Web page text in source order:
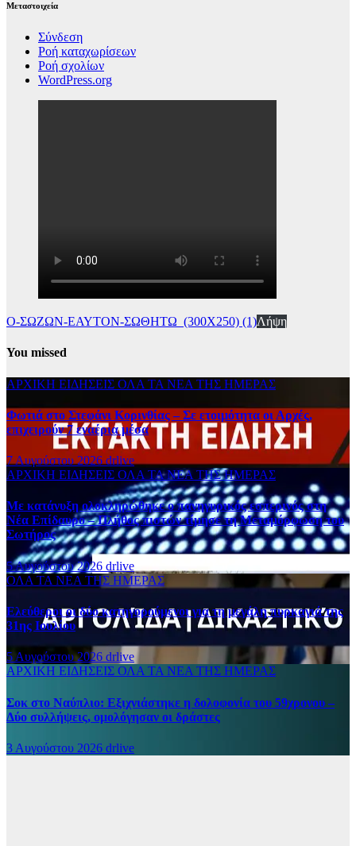
Μεταστοιχεία
Σύνδεση
Ροή καταχωρίσεων
Ροή σχολίων
WordPress.org
Ο-ΣΩΖΩΝ-ΕΑΥΤΟΝ-ΣΩΘΗΤΩ_(300Χ250) (1)Λήψη
You missed
ΑΡΧΙΚΗ ΕΙΔΗΣΕΙΣ ΟΛΑ ΤΑ ΝΕΑ ΤΗΣ ΗΜΕΡΑΣ
Φωτιά στο Στεφάνι Κορινθίας – Σε ετοιμότητα οι Αρχές,
επιχειρούν 7 εναέρια μέσα
7 Αυγούστου 2026drlive
ΑΡΧΙΚΗ ΕΙΔΗΣΕΙΣ ΟΛΑ ΤΑ ΝΕΑ ΤΗΣ ΗΜΕΡΑΣ
Με κατάνυξη ολοκληρώθηκε ο πανηγυρικός εσπερινός στη
Νέα Επίδαυρο – Πλήθος πιστών τίμησε τη Μεταμόρφωση του
Σωτήρος
5 Αυγούστου 2026 drlive
ΟΛΑ ΤΑ ΝΕΑ ΤΗΣ ΗΜΕΡΑΣ
Ελεύθεροι οι δύο κατηγορούμενοι για τη μεγάλη πυρκαγιά της
31ης Ιουλίου
5 Αυγούστου 2026 drlive
ΑΡΧΙΚΗ ΕΙΔΗΣΕΙΣ ΟΛΑ ΤΑ ΝΕΑ ΤΗΣ ΗΜΕΡΑΣ
Σοκ στο Ναύπλιο: Εξιχνιάστηκε η δολοφονία του 59χρονου –
Δύο συλλήψεις, ομολόγησαν οι δράστες
3 Αυγούστου 2026 drlive